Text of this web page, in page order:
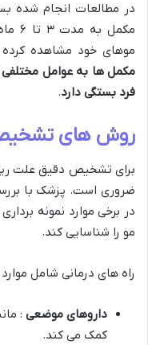
در مطالعات انجام شده
موهای خود مشاهده
مکمل ها به عوامل مختلفی
فرد بستگی دارد.
روش های
برای تشخیص دقیق علت
ضروری است. پزشک با
در برخی موارد نمونه
مو را شناسایی کند.
راه های درمانی شامل
داروهای موضعی :
کمک می کند.